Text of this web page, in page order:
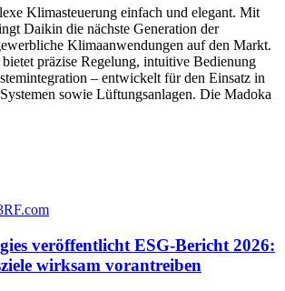
Klimasteuerung einfach und elegant. Mit
Daikin die nächste Generation der
Klimaanwendungen auf den Markt.
präzise Regelung, intuitive Bedienung
– entwickelt für den Einsatz in
sowie Lüftungsanlagen. Die Madoka
veröffentlicht ESG-Bericht 2026:
wirksam vorantreiben